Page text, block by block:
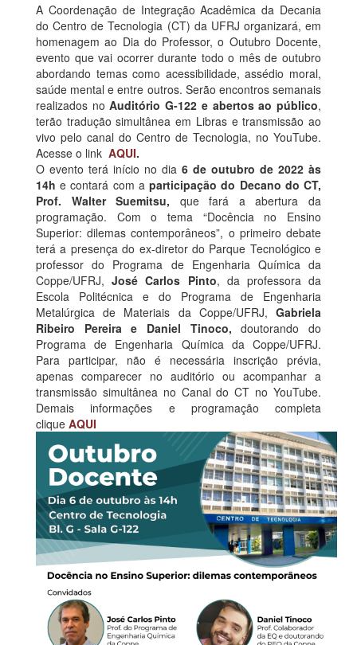
A Coordenação de Integração Acadêmica da Decania
do Centro de Tecnologia (CT) da UFRJ organizará, em
homenagem ao Dia do Professor, o Outubro Docente,
evento que vai ocorrer durante todo o mês de outubro
abordando temas como acessibilidade, assédio moral,
saúde mental e entre outros. Serão encontros semanais
realizados noAuditório G-122 e abertos ao público,
terão tradução simultânea em Libras e transmissão ao
vivo pelo canal do Centro de Tecnologia, no YouTube.
Acesse o link AQUI.
O evento terá início no dia 6 de outubro de 2022 às
14h e contará com aparticipação do Decano do CT,
Prof. Walter Suemitsu, que fará a abertura da
programação. Com o tema “Docência no Ensino
Superior: dilemas contemporâneos”, o primeiro debate
terá a presença do ex-diretor do Parque Tecnológico e
professor do Programa de Engenharia Química da
Coppe/UFRJ,José Carlos Pinto, da professora da
Escola Politécnica e do Programa de Engenharia
Metalúrgica de Materiais da Coppe/UFRJ, Gabriela
Ribeiro Pereira e Daniel Tinoco,doutorando do
Programa de Engenharia Química da Coppe/UFRJ.
Para participar, não é necessária inscrição prévia,
apenas comparecer no auditório ou acompanhar a
transmissão simultânea no Canal do CT no YouTube.
Demais informações e programação completa
clique AQUI